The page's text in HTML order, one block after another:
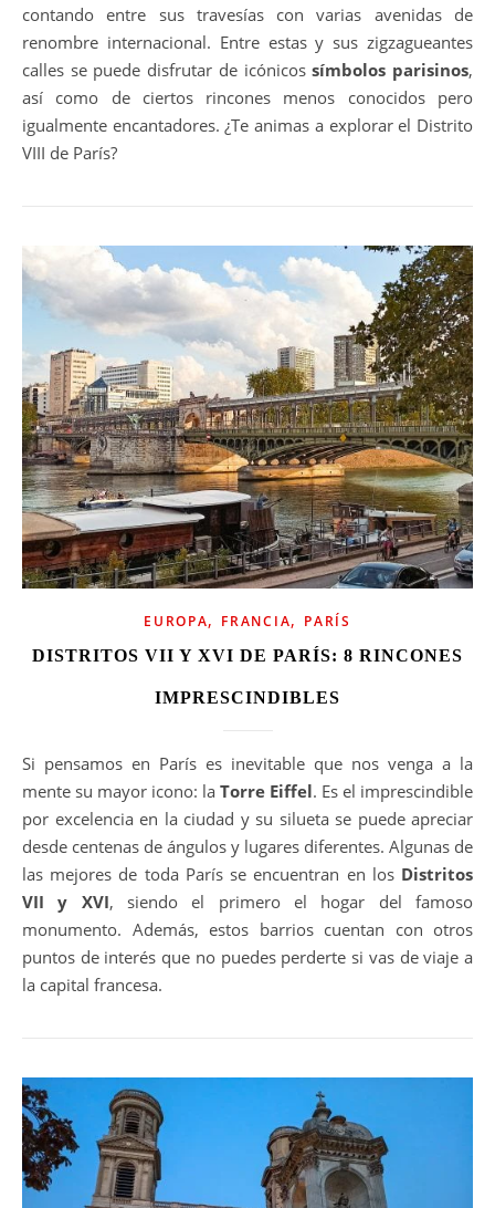
contando entre sus travesías con varias avenidas de
renombre internacional. Entre estas y sus zigzagueantes
calles se puede disfrutar de icónicossímbolos parisinos,
así como de ciertos rincones menos conocidos pero
igualmente encantadores. ¿Te animas a explorar el Distrito
VIII de París?
EUROPA, FRANCIA, PARÍS
DISTRITOS VII Y XVI DE PARÍS: 8 RINCONES
IMPRESCINDIBLES
Si pensamos en París es inevitable que nos venga a la
mente su mayor icono: la Torre Eiffel. Es el imprescindible
por excelencia en la ciudad y su silueta se puede apreciar
desde centenas de ángulos y lugares diferentes. Algunas de
las mejores de toda París se encuentran en los Distritos
VII y XVI, siendo el primero el hogar del famoso
monumento. Además, estos barrios cuentan con otros
puntos de interés que no puedes perderte si vas de viaje a
la capital francesa.